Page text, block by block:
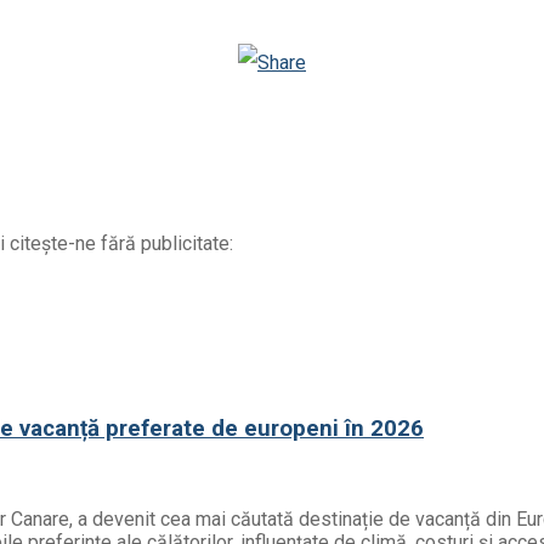
Odnoklassniki
citește-ne fără publicitate:
vacanță preferate de europeni în 2026
a devenit cea mai căutată destinație de vacanță din